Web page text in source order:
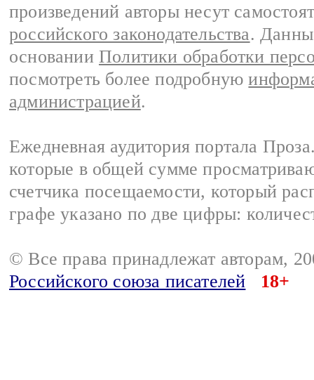
произведений авторы несут
российского законодательства.
основании Политики обработки
посмотреть более подробную
администрацией.
Ежедневная аудитория портала
которые в общей сумме
счетчика посещаемости, который
графе указано по две цифры:
© Все права принадлежат авторам,
Российского союза писателей
18+